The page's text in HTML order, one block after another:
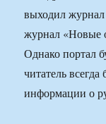
выходил
журнал «Новые
Однако портал
читатель
информации о